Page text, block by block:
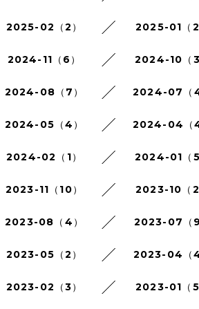
2025-02（2） 2025-01（2
2024-11（6） 2024-10（3
2024-08（7） 2024-07（4
2024-05（4） 2024-04（4
2024-02（1） 2024-01（5
2023-11（10） 2023-10（2
2023-08（4） 2023-07（9
2023-05（2） 2023-04（4
2023-02（3） 2023-01（5